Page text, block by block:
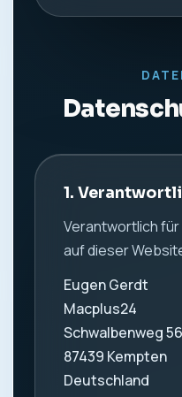
1.
Verantwortlich
auf dieser
Eugen Gerdt
Macplus24
Schwalbenweg 56
87439 Kempten
Deutschland